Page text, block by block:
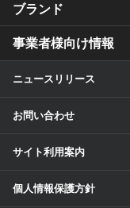
ブランド
事業者様向け情報
ニュースリリース
お問い合わせ
サイト利用案内
個人情報保護方針